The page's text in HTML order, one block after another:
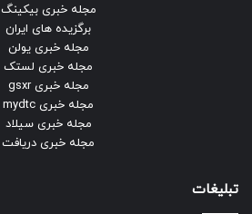
مجله خبری بیکینگ
برگزیده های ایران
مجله خبری یولن
مجله خبری لستک
مجله خبری gsxr
مجله خبری mydtc
مجله خبری سیلاد
مجله خبری دریافت
تبلیغات